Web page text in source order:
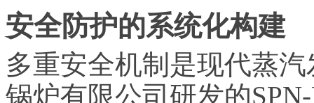
安全防护的系统化构建
多重安全机制是现代蒸
锅炉有限公司研发的